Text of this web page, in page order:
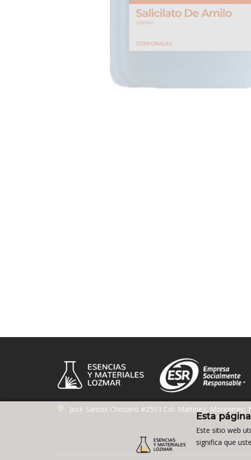
Esta
Este sitio web
significa que
José Santos Chocano #2503 Col. Martínez, Monterrey,